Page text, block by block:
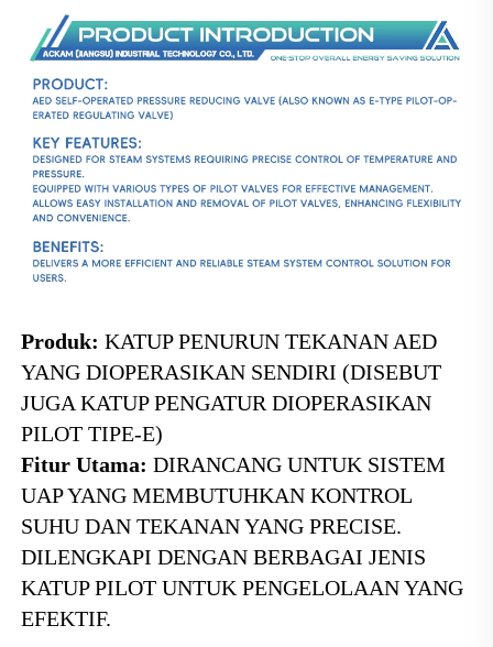
Produk: KATUP PENURUN TEKANAN AED
YANG DIOPERASIKAN SENDIRI (DISEBUT
JUGA KATUP PENGATUR DIOPERASIKAN
PILOT TIPE-E)
Fitur Utama: DIRANCANG UNTUK SISTEM
UAP YANG MEMBUTUHKAN KONTROL
SUHU DAN TEKANAN YANG PRECISE.
DILENGKAPI DENGAN BERBAGAI JENIS
KATUP PILOT UNTUK PENGELOLAAN YANG
EFEKTIF.